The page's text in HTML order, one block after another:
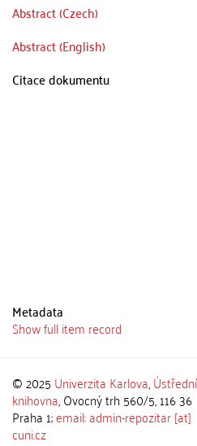
Abstract (Czech)
Abstract (English)
Citace dokumentu
Metadata
Show full item record
© 2025 Univerzita Karlova,Ústřední
knihovna, Ovocný trh 560/5, 116 36
Praha 1;email: admin-repozitar [at]
cuni.cz